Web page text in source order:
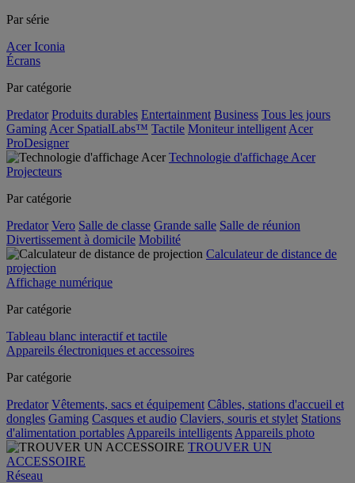
Par série
Acer Iconia
Écrans
Par catégorie
Predator Produits durables Entertainment Business Tous les jours
Gaming Acer SpatialLabs™ Tactile Moniteur intelligent Acer
ProDesigner
Technologie d'affichage Acer
Projecteurs
Par catégorie
Predator Vero Salle de classe Grande salle Salle de réunion
Divertissement à domicile Mobilité
Calculateur de distance de
projection
Affichage numérique
Par catégorie
Tableau blanc interactif et tactile
Appareils électroniques et accessoires
Par catégorie
Predator Vêtements, sacs et équipement Câbles, stations d'accueil et
dongles Gaming Casques et audio Claviers, souris et stylet Stations
d'alimentation portables Appareils intelligents Appareils photo
TROUVER UN
ACCESSOIRE
Réseau